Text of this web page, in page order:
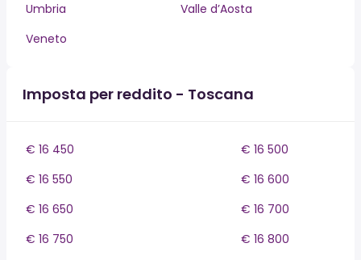
Umbria
Valle d’Aosta
Veneto
Imposta per reddito - Toscana
€ 16 450
€ 16 500
€ 16 550
€ 16 600
€ 16 650
€ 16 700
€ 16 750
€ 16 800